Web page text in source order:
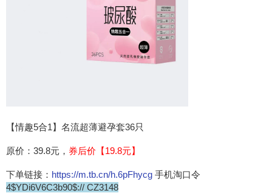
【情趣5合1】名流超薄避孕套36只
原价：39.8元， 券后价【19.8元】
下单链接： https://m.tb.cn/h.6pFhycg 手机淘口令
4$YDi6V6C3b90$:// CZ3148